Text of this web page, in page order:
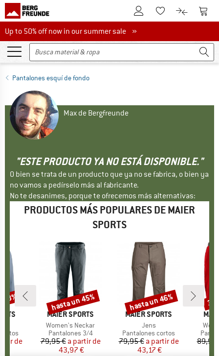
A la cuenta de cliente
A la lista de
A la A la
Up to 50% off now in our summer sale
Up to 50% off now in our summer sale »
Pantalones esquí de fondo
Max de Bergfreunde
"ESTE PRODUCTO YA NO ESTÁ DISPONIBLE."
O bien se trata de un producto que ya no se fabrica, o bien ya
no vamos a pedírselo más al fabricante.
No te desanimes, porque te ofrecemos más alternativas:
PRODUCTOS MÁS POPULARES DE MAIER
SPORTS
reducido
de
MARCA
MAIER SPORTS
Artículo
Women's Neckar
Product group
Pantalones 3/4
Precio
79,95 € Precio reducido
a partir de
43,97 €
Descuento
hasta un 45%
MARCA
MAIER SPORTS
Artículo
Jens
Product group
Pantalones cortos
Precio
79,95 € Precio reducido
a partir de
43,17 €
Descuento
hasta un 46%
89,95